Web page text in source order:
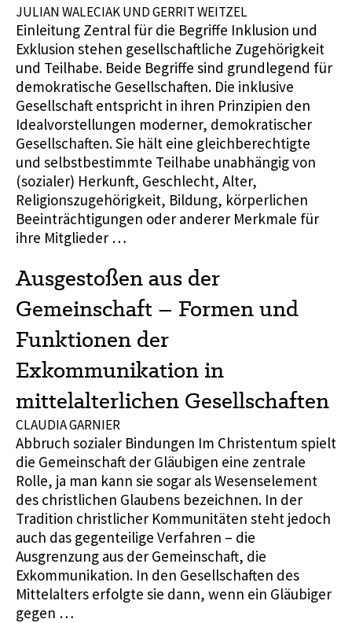
JULIAN WALECIAK UND GERRIT WEITZEL
Einleitung Zentral für die Begriffe Inklusion und
Exklusion stehen gesellschaftliche Zugehörigkeit
und Teilhabe. Beide Begriffe sind grundlegend für
demokratische Gesellschaften. Die inklusive
Gesellschaft entspricht in ihren Prinzipien den
Idealvorstellungen moderner, demokratischer
Gesellschaften. Sie hält eine gleichberechtigte
und selbstbestimmte Teilhabe unabhängig von
(sozialer) Herkunft, Geschlecht, Alter,
Religionszugehörigkeit, Bildung, körperlichen
Beeinträchtigungen oder anderer Merkmale für
ihre Mitglieder …
Ausgestoßen aus der
Gemeinschaft – Formen und
Funktionen der
Exkommunikation in
mittelalterlichen Gesellschaften
CLAUDIA GARNIER
Abbruch sozialer Bindungen Im Christentum spielt
die Gemeinschaft der Gläubigen eine zentrale
Rolle, ja man kann sie sogar als Wesenselement
des christlichen Glaubens bezeichnen. In der
Tradition christlicher Kommunitäten steht jedoch
auch das gegenteilige Verfahren – die
Ausgrenzung aus der Gemeinschaft, die
Exkommunikation. In den Gesellschaften des
Mittelalters erfolgte sie dann, wenn ein Gläubiger
gegen …